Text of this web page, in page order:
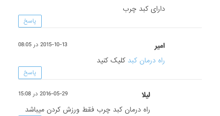
دارای کبد چرب
پاسخ
امیر 2015-10-13 در 08:05
راه درمان کبد کلیک کنید
پاسخ
لیلا 2016-05-29 در 15:08
راه درمان کبد چرب فقط ورزش کردن میباشد